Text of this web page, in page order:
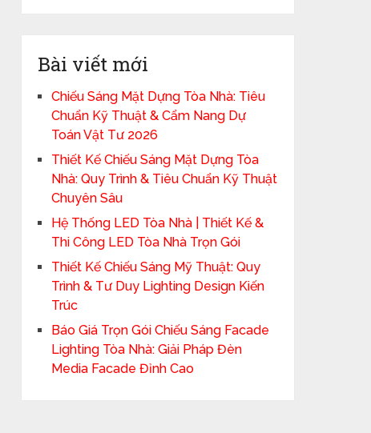
Bài viết mới
Chiếu Sáng Mặt Dựng Tòa Nhà: Tiêu
Chuẩn Kỹ Thuật & Cẩm Nang Dự
Toán Vật Tư 2026
Thiết Kế Chiếu Sáng Mặt Dựng Tòa
Nhà: Quy Trình & Tiêu Chuẩn Kỹ Thuật
Chuyên Sâu
Hệ Thống LED Tòa Nhà | Thiết Kế &
Thi Công LED Tòa Nhà Trọn Gói
Thiết Kế Chiếu Sáng Mỹ Thuật: Quy
Trình & Tư Duy Lighting Design Kiến
Trúc
Báo Giá Trọn Gói Chiếu Sáng Facade
Lighting Tòa Nhà: Giải Pháp Đèn
Media Facade Đỉnh Cao